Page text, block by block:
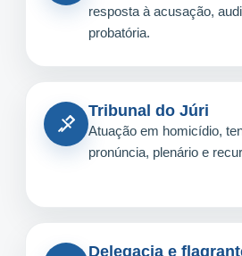
resposta à acusação,
probatória.
Tribunal do Júri
Atuação em homicídio,
pronúncia, plenário e
Delegacia e